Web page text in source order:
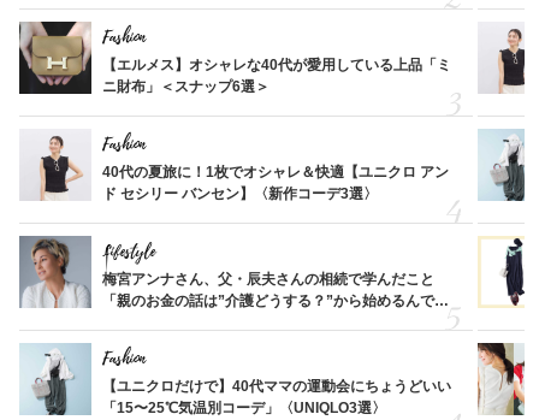
Fashion
【エルメス】オシャレな40代が愛用している上品「ミ
ニ財布」＜スナップ6選＞
Fashion
40代の夏旅に！1枚でオシャレ＆快適【ユニクロ アン
ド セシリー バンセン】〈新作コーデ3選〉
Lifestyle
梅宮アンナさん、父・辰夫さんの相続で学んだこと
「親のお金の話は”介護どうする？”から始めるんで
Fashion
【ユニクロだけで】40代ママの運動会にちょうどいい
「15〜25℃気温別コーデ」〈UNIQLO3選〉